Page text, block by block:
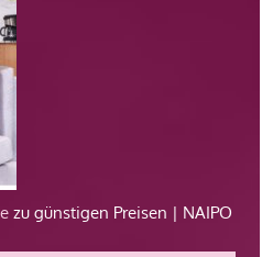
zu günstigen Preisen | NAIPO